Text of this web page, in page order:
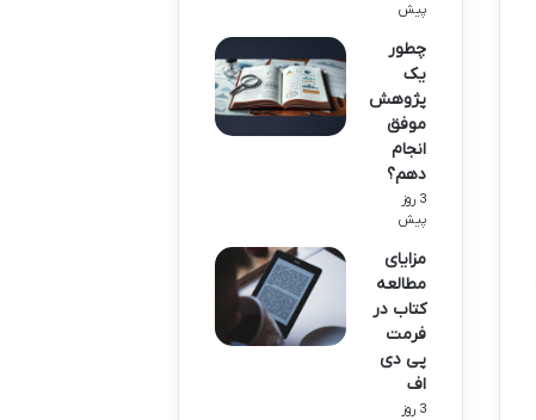
پیش
چطور
یک
پژوهش
موفق
انجام
دهم؟
3 روز
پیش
مزایای
مطالعه
کتاب در
فرمت
پی دی
اف
3 روز